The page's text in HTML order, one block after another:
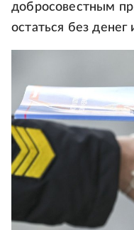
добросовестным
остаться без